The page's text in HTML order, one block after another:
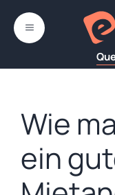
Inhalt
springen
MENÜ
Wie
ein